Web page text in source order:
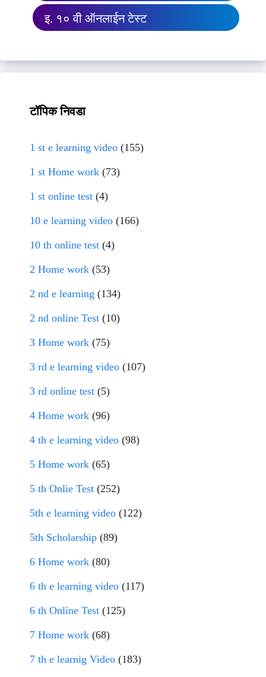
इ. १० वी ऑनलाईन टेस्ट
टॉपिक निवडा
1 st e learning video (155)
1 st Home work (73)
1 st online test (4)
10 e learning video (166)
10 th online test (4)
2 Home work (53)
2 nd e learning (134)
2 nd online Test (10)
3 Home work (75)
3 rd e learning video (107)
3 rd online test (5)
4 Home work (96)
4 th e learning video (98)
5 Home work (65)
5 th Onlie Test (252)
5th e learning video (122)
5th Scholarship (89)
6 Home work (80)
6 th e learning video (117)
6 th Online Test (125)
7 Home work (68)
7 th e learnig Video (183)